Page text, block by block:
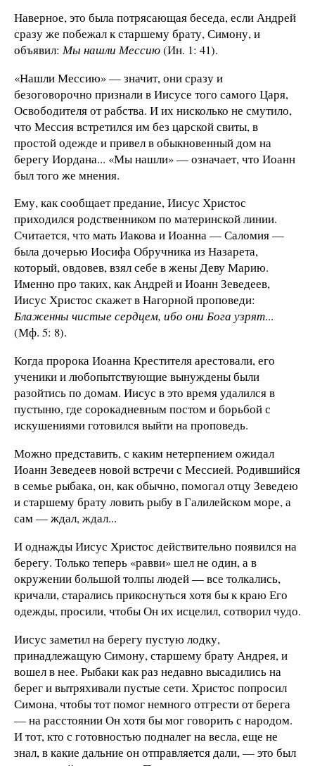
Наверное, это была потрясающая беседа, если Андрей
сразу же побежал к старшему брату, Симону, и
объявил: Мы нашли Мессию(Ин. 1: 41).
«Нашли Мессию» — значит, они сразу и
безоговорочно признали в Иисусе того самого Царя,
Освободителя от рабства. И их нисколько не смутило,
что Мессия встретился им без царской свиты, в
простой одежде и привел в обыкновенный дом на
берегу Иордана... «Мы нашли» — означает, что Иоанн
был того же мнения.
Ему, как сообщает предание, Иисус Христос
приходился родственником по материнской линии.
Считается, что мать Иакова и Иоанна — Саломия —
была дочерью Иосифа Обручника из Назарета,
который, овдовев, взял себе в жены Деву Марию.
Именно про таких, как Андрей и Иоанн Зеведеев,
Иисус Христос скажет в Нагорной проповеди:
Блаженны чистые сердцем, ибо они Бога узрят...
(Мф. 5: 8).
Когда пророка Иоанна Крестителя арестовали, его
ученики и любопытствующие вынуждены были
разойтись по домам. Иисус в это время удалился в
пустыню, где сорокадневным постом и борьбой с
искушениями готовился выйти на проповедь.
Можно представить, с каким нетерпением ожидал
Иоанн Зеведеев новой встречи с Мессией. Родившийся
в семье рыбака, он, как обычно, помогал отцу Зеведею
и старшему брату ловить рыбу в Галилейском море, а
сам — ждал, ждал...
И однажды Иисус Христос действительно появился на
берегу. Только теперь «равви» шел не один, а в
окружении большой толпы людей — все толкались,
кричали, старались прикоснуться хотя бы к краю Его
одежды, просили, чтобы Он их исцелил, сотворил чудо.
Иисус заметил на берегу пустую лодку,
принадлежащую Симону, старшему брату Андрея, и
вошел в нее. Рыбаки как раз недавно высадились на
берег и вытряхивали пустые сети. Христос попросил
Симона, чтобы тот помог немного отгрести от берега
— на расстоянии Он хотя бы мог говорить с народом.
И тот, кто с готовностью подналег на весла, еще не
знал, в какие дальние он отправляется дали, — это был